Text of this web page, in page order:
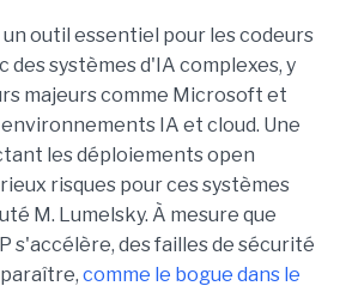
un outil essentiel pour les codeurs
des systèmes d'IA complexes, y
majeurs comme Microsoft et
IA et cloud. Une
les déploiements open
risques pour ces systèmes
M. Lumelsky. À mesure que
s'accélère, des failles de sécurité
comme le bogue dans le